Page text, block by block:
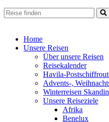
Home
Unsere Reisen
Über unsere Reisen
Reisekalender
Havila-
Advents-,
Winterreisen
Unsere Reiseziele
Afrika
Benelux